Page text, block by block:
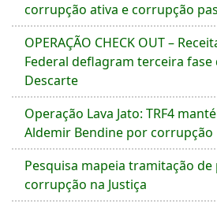
corrupção ativa e corrupção
OPERAÇÃO CHECK OUT –
Federal deflagram terceira fase
Descarte
Operação Lava Jato: TRF4
Aldemir Bendine por corrupção
Pesquisa mapeia tramitação de
corrupção na Justiça